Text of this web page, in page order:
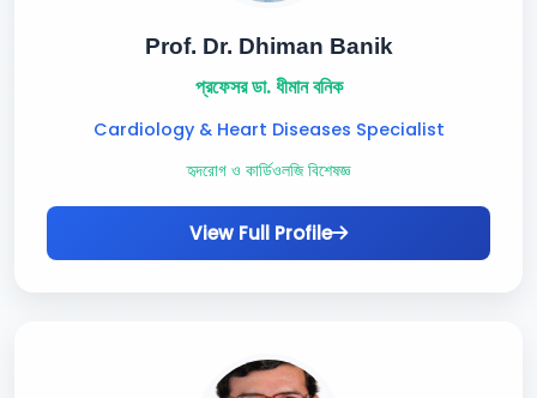
Prof. Dr. Dhiman Banik
প্রফেসর ডা. ধীমান বনিক
Cardiology & Heart Diseases Specialist
হৃদরোগ ও কার্ডিওলজি বিশেষজ্ঞ
View Full Profile